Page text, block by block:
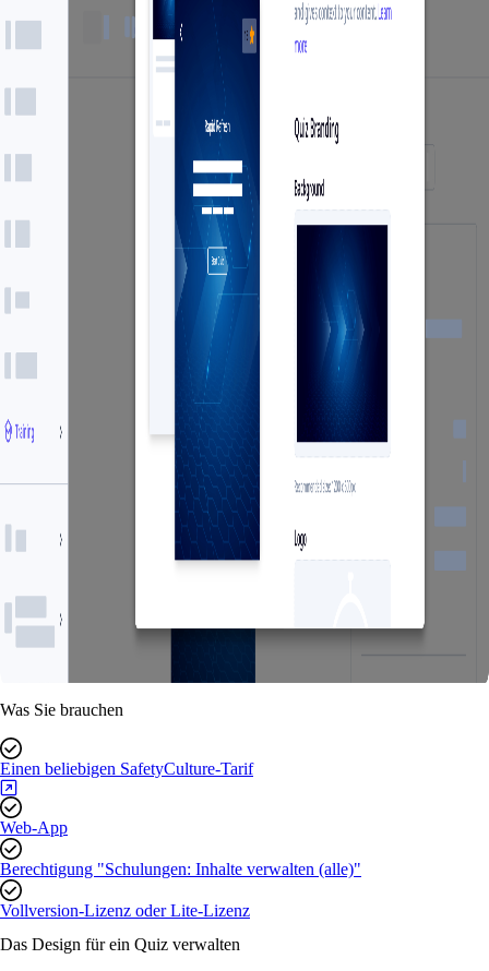
Was Sie brauchen
Einen beliebigen SafetyCulture-Tarif
Web-App
Berechtigung "Schulungen: Inhalte verwalten (alle)"
Vollversion-Lizenz oder Lite-Lizenz
Das Design für ein Quiz verwalten